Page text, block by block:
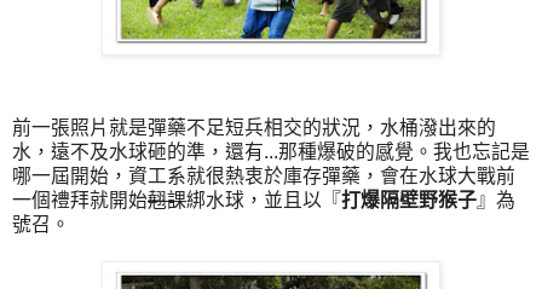
前一張照片就是彈藥不足短兵相交的狀況，水桶潑出來的
水，遠不及水球砸的準，還有...那種爆破的感覺。我也忘記是
哪一屆開始，資工系就很熱衷於庫存彈藥，會在水球大戰前
一個禮拜就開始翹課綁水球，並且以『打爆隔壁野猴子』為
號召。